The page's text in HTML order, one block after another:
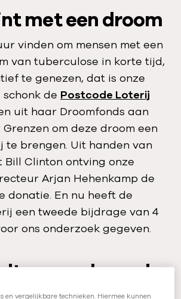
met een droom
vinden om mensen met een
van tuberculose in korte tijd,
te genezen, dat is onze
schonk de Postcode Loterij
uit haar Droomfonds aan
om deze droom een
brengen. Uit handen van
Clinton ontving onze
Arjan Hehenkamp de
donatie. En nu heeft de
een tweede bijdrage van 4
ons onderzoek gegeven.
ons onderzoek
en vergelijkbare technieken. Hiermee kunnen